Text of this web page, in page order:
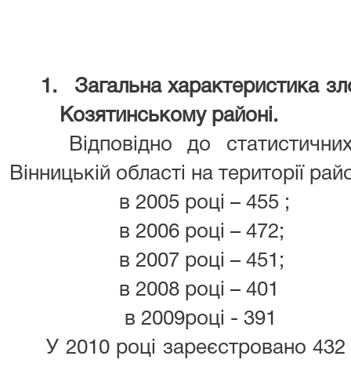
1.
Загальна характеристика
Козятинському районі.
Відповідно до
Вінницькій області на території
в 2005 році – 455 ;
в 2006 році – 472;
в 2007 році – 451;
в 2008 році – 401
в 2009році - 391
У 2010 році зареєстровано